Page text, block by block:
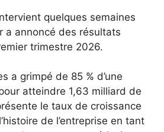
quelques semaines
a annoncé des résultats
trimestre 2026.
a grimpé de 85 % d’une
atteindre 1,63 milliard de
le taux de croissance
de l’entreprise en tant